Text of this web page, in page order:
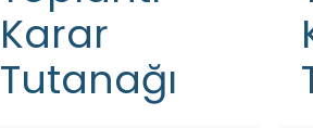
Karar
Tutanağı